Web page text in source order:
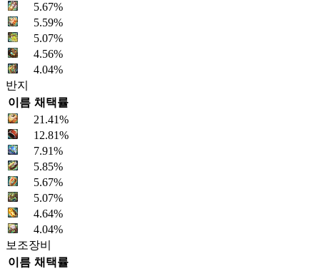
5.67%
5.59%
5.07%
4.56%
4.04%
반지
이름 채택률
21.41%
12.81%
7.91%
5.85%
5.67%
5.07%
4.64%
4.04%
보조장비
이름 채택률